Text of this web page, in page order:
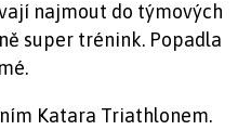
najmout do týmových
super trénink. Popadla
Katara Triathlonem.